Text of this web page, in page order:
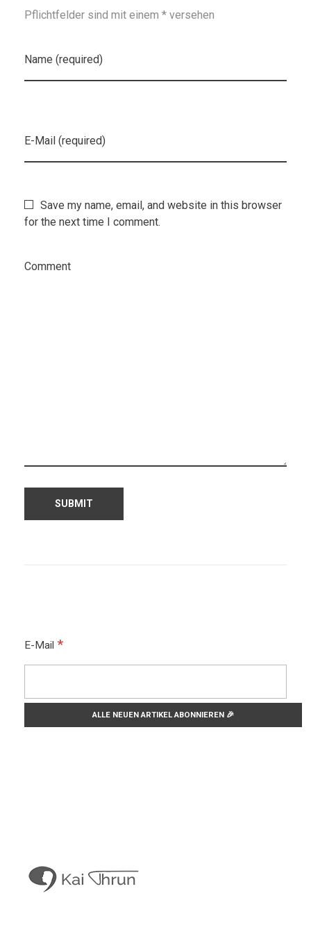
Pflichtfelder sind mit einem * versehen
Name (required)
E-Mail (required)
Save my name, email, and website in this browser
for the next time I comment.
Comment
E-Mail *